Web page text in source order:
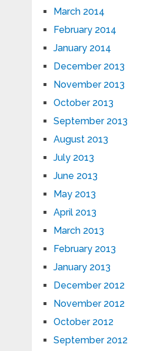
March 2014
February 2014
January 2014
December 2013
November 2013
October 2013
September 2013
August 2013
July 2013
June 2013
May 2013
April 2013
March 2013
February 2013
January 2013
December 2012
November 2012
October 2012
September 2012